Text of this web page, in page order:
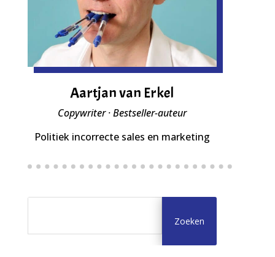
Aartjan van Erkel
Copywriter · Bestseller-auteur
Politiek incorrecte sales en marketing